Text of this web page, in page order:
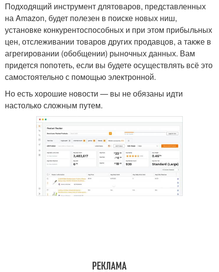
Подходящий инструмент длятоваров, представленных
на Amazon, будет полезен в поиске новых ниш,
установке конкурентоспособных и при этом прибыльных
цен, отслеживании товаров других продавцов, а также в
агрегировании (обобщении) рыночных данных. Вам
придется попотеть, если вы будете осуществлять всё это
самостоятельно с помощью электронной.
Но есть хорошие новости — вы не обязаны идти
настолько сложным путем.